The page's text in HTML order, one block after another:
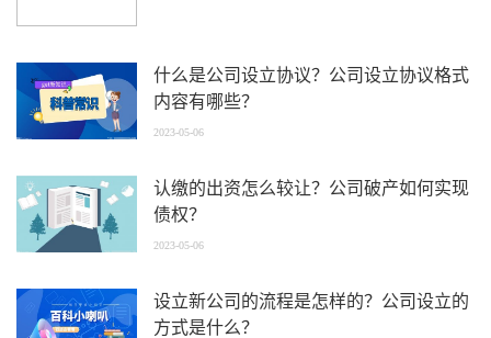
什么是公司设立协议？公司设立协议格式
内容有哪些？
2023-05-06
认缴的出资怎么较让？公司破产如何实现
债权？
2023-05-06
设立新公司的流程是怎样的？公司设立的
方式是什么？